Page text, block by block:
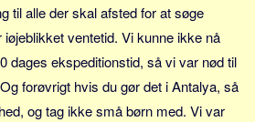
til alle der skal afsted for at søge
ventetid. Vi kunne ikke nå
dages ekspeditionstid, så vi var nød til
forøvrigt hvis du gør det i Antalya, så
og tag ikke små børn med. Vi var